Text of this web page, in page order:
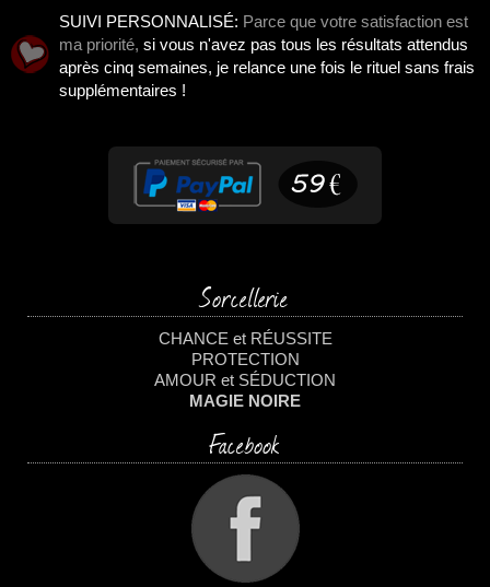
SUIVI PERSONNALISÉ: Parce que votre satisfaction est
ma priorité, si vous n'avez pas tous les résultats attendus
après cinq semaines, je relance une fois le rituel sans frais
supplémentaires !
Sorcellerie
CHANCE et RÉUSSITE
PROTECTION
AMOUR et SÉDUCTION
MAGIE NOIRE
Facebook